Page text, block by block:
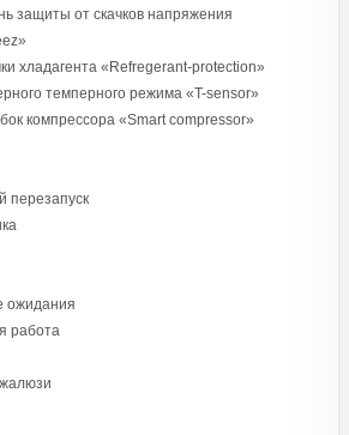
защиты от скачков напряжения
хладагента «Refregerant-protection»
темперного режима «T-sensor»
компрессора «Smart compressor»
перезапуск
ожидания
работа